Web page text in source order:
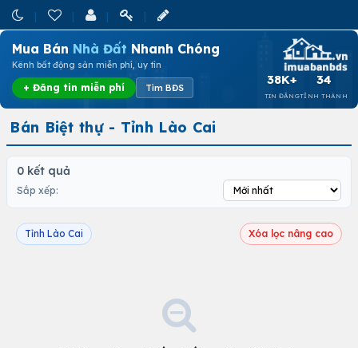
Mua Bán Nhà Đất Nhanh Chóng
Kênh bất động sản miễn phí, uy tín
+ Đăng tin miễn phí Tìm BĐS
38K+
TIN ĐĂNG
34
TỈNH THÀNH
Bán Biệt thự - Tỉnh Lào Cai
0 kết quả
Sắp xếp:
Tỉnh Lào Cai Xóa lọc nâng cao